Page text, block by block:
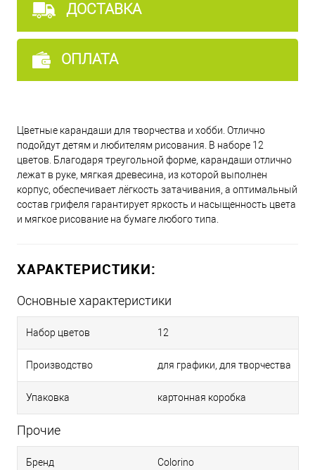
ДОСТАВКА
ОПЛАТА
Цветные карандаши для творчества и хобби. Отлично
подойдут детям и любителям рисования. В наборе 12
цветов. Благодаря треугольной форме, карандаши отлично
лежат в руке, мягкая древесина, из которой выполнен
корпус, обеспечивает лёгкость затачивания, а оптимальный
состав грифеля гарантирует яркость и насыщенность цвета
и мягкое рисование на бумаге любого типа.
ХАРАКТЕРИСТИКИ:
Основные характеристики
Набор цветов 12
Производство для графики, для творчества
Упаковка картонная коробка
Прочие
Бренд Colorino